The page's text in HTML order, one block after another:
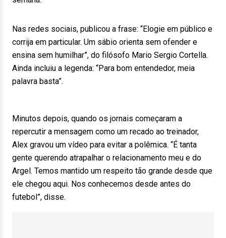
Nas redes sociais, publicou a frase: “Elogie em público e
corrija em particular. Um sábio orienta sem ofender e
ensina sem humilhar”, do filósofo Mario Sergio Cortella.
Ainda incluiu a legenda: “Para bom entendedor, meia
palavra basta”.
Minutos depois, quando os jornais começaram a
repercutir a mensagem como um recado ao treinador,
Alex gravou um vídeo para evitar a polêmica. “É tanta
gente querendo atrapalhar o relacionamento meu e do
Argel. Temos mantido um respeito tão grande desde que
ele chegou aqui. Nos conhecemos desde antes do
futebol”, disse.